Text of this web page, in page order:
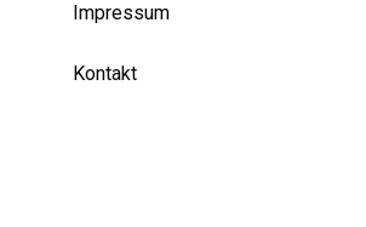
Impressum
Kontakt